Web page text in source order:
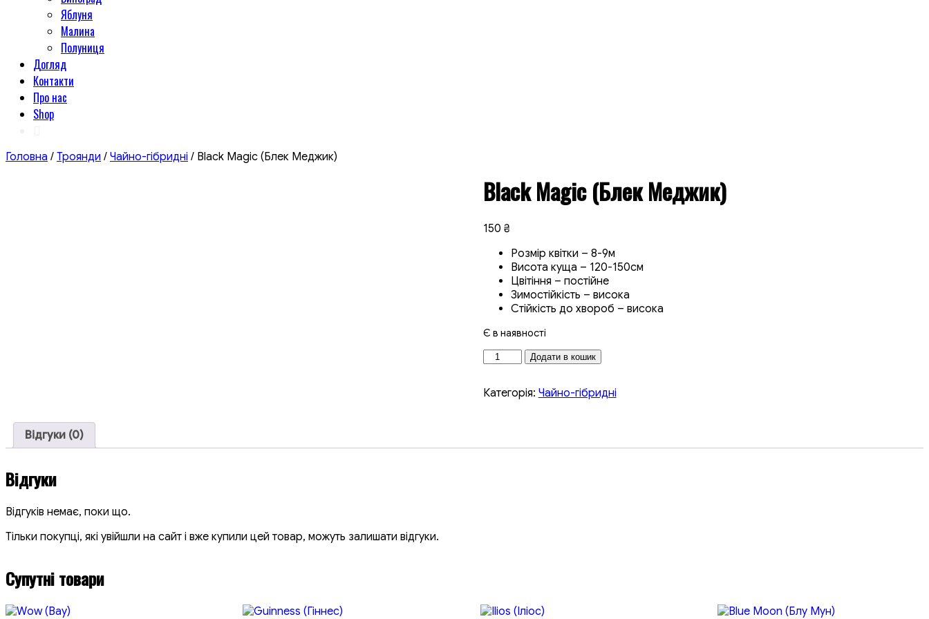
Яблуня
Малина
Полуниця
Догляд
Контакти
Про нас
Shop
Головна / Троянди / Чайно-гібридні / Black Magic (Блек Меджик)
Black Magic (Блек Меджик)
150 ₴
Розмір квітки – 8-9м
Висота куща – 120-150см
Цвітіння – постійне
Зимостійкість – висока
Стійкість до хвороб – висока
Є в наявності
Додати в кошик
Категорія: Чайно-гібридні
Відгуки (0)
Відгуки
Відгуків немає, поки що.
Тільки покупці, які увійшли на сайт і вже купили цей товар, можуть залишати відгуки.
Супутні товари